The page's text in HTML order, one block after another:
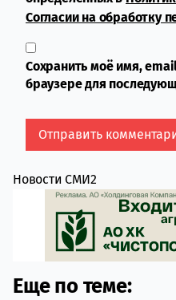
Согласии на обработку
Сохранить моё имя,
браузере для
Новости СМИ2
Еще по теме: